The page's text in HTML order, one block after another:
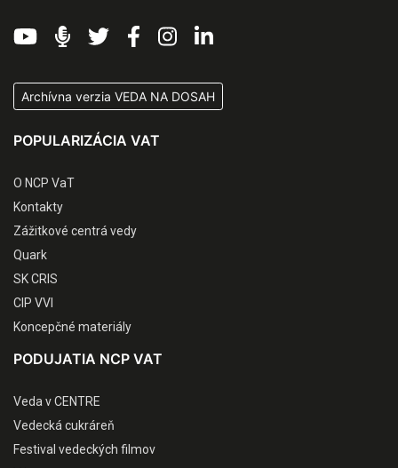
Archívna verzia VEDA NA DOSAH
POPULARIZÁCIA VAT
O NCP VaT
Kontakty
Zážitkové centrá vedy
Quark
SK CRIS
CIP VVI
Koncepčné materiály
PODUJATIA NCP VAT
Veda v CENTRE
Vedecká cukráreň
Festival vedeckých filmov